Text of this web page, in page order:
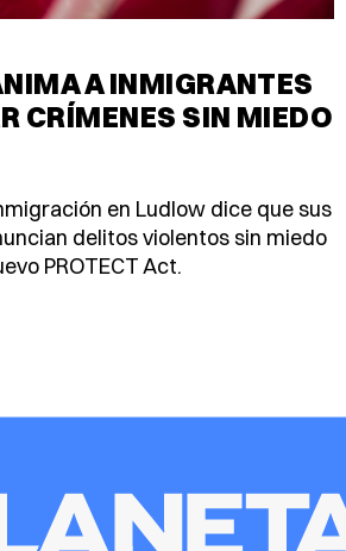
A INMIGRANTES
CRÍMENES SIN MIEDO
en Ludlow dice que sus
delitos violentos sin miedo
PROTECT Act.